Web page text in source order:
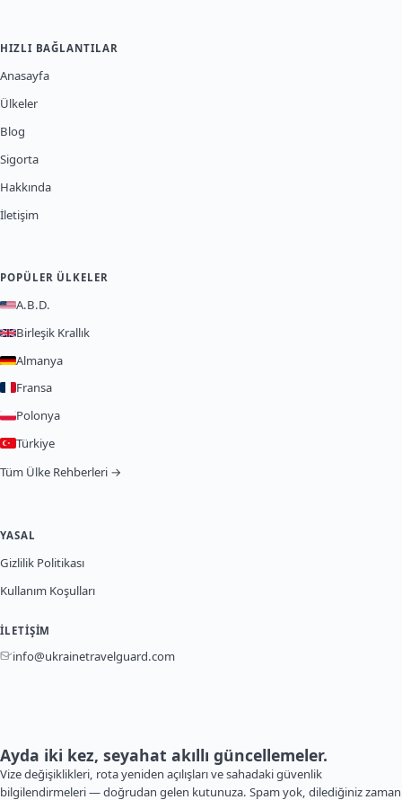
HIZLI BAĞLANTILAR
Anasayfa
Ülkeler
Blog
Sigorta
Hakkında
İletişim
POPÜLER ÜLKELER
A.B.D.
Birleşik Krallık
Almanya
Fransa
Polonya
Türkiye
Tüm Ülke Rehberleri →
YASAL
Gizlilik Politikası
Kullanım Koşulları
İLETIŞIM
info@ukrainetravelguard.com
Ayda iki kez, seyahat akıllı güncellemeler.
Vize değişiklikleri, rota yeniden açılışları ve sahadaki güvenlik
bilgilendirmeleri — doğrudan gelen kutunuza. Spam yok, dilediğiniz zaman